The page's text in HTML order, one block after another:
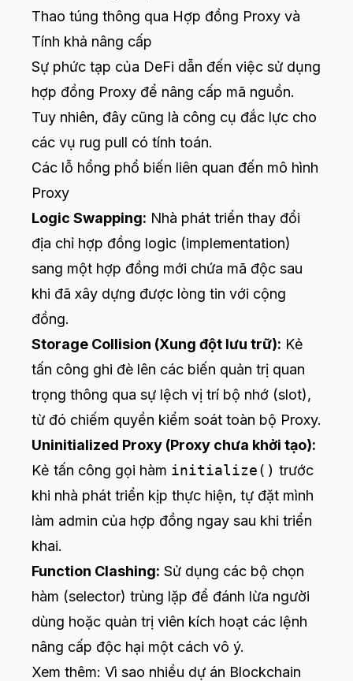
Thao túng thông qua Hợp đồng Proxy và
Tính khả nâng cấp
Sự phức tạp của DeFi dẫn đến việc sử dụng
hợp đồng Proxy để nâng cấp mã nguồn.
Tuy nhiên, đây cũng là công cụ đắc lực cho
các vụ rug pull có tính toán.
Các lỗ hổng phổ biến liên quan đến mô hình
Proxy
Logic Swapping: Nhà phát triển thay đổi
địa chỉ hợp đồng logic (implementation)
sang một hợp đồng mới chứa mã độc sau
khi đã xây dựng được lòng tin với cộng
đồng.
Storage Collision (Xung đột lưu trữ): Kẻ
tấn công ghi đè lên các biến quản trị quan
trọng thông qua sự lệch vị trí bộ nhớ (slot),
từ đó chiếm quyền kiểm soát toàn bộ Proxy.
Uninitialized Proxy (Proxy chưa khởi tạo):
Kẻ tấn công gọi hàm initialize() trước
khi nhà phát triển kịp thực hiện, tự đặt mình
làm admin của hợp đồng ngay sau khi triển
khai.
Function Clashing: Sử dụng các bộ chọn
hàm (selector) trùng lặp để đánh lừa người
dùng hoặc quản trị viên kích hoạt các lệnh
nâng cấp độc hại một cách vô ý.
Xem thêm: Vì sao nhiều dự án Blockchain